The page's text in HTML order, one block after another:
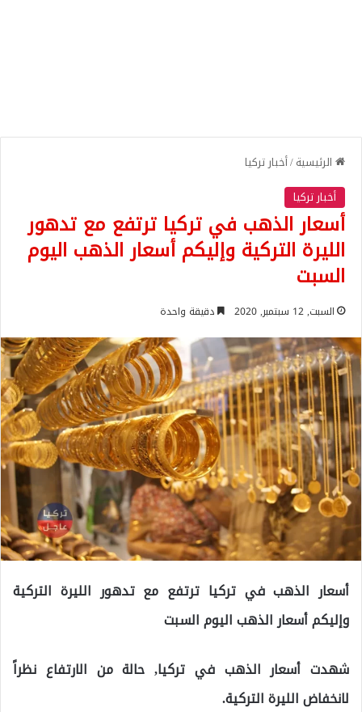
الرئيسية/أخبار تركيا
أخبار تركيا
أسعار الذهب في تركيا ترتفع مع تدهور
الليرة التركية وإليكم أسعار الذهب اليوم
السبت
السبت, 12 سبتمبر, 2020 دقيقة واحدة
أسعار الذهب في تركيا ترتفع مع تدهور الليرة التركية
وإليكم أسعار الذهب اليوم السبت
شهدت أسعار الذهب في تركيا, حالة من الارتفاع نظراً
لانخفاض الليرة التركية.